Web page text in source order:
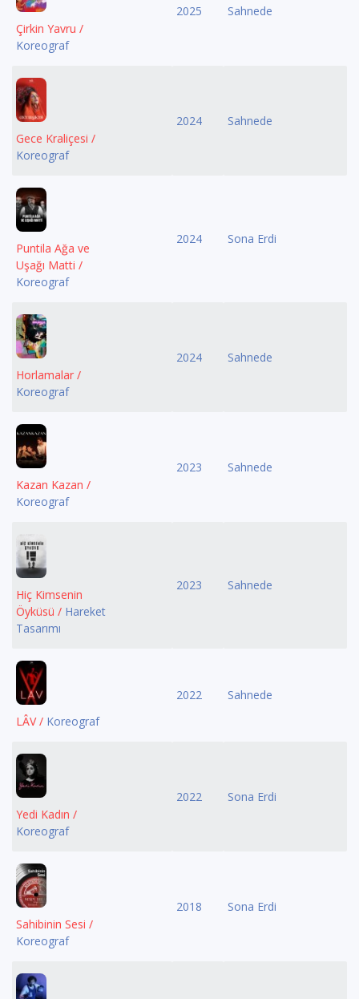
Çirkin Yavru /
Koreograf
2025 Sahnede
Gece Kraliçesi /
Koreograf
2024 Sahnede
Puntila Ağa ve
Uşağı Matti /
Koreograf
2024 Sona Erdi
Horlamalar /
Koreograf
2024 Sahnede
Kazan Kazan /
Koreograf
2023 Sahnede
Hiç Kimsenin
Öyküsü / Hareket
Tasarımı
2023 Sahnede
LÂV / Koreograf
2022 Sahnede
Yedi Kadın /
Koreograf
2022 Sona Erdi
Sahibinin Sesi /
Koreograf
2018 Sona Erdi